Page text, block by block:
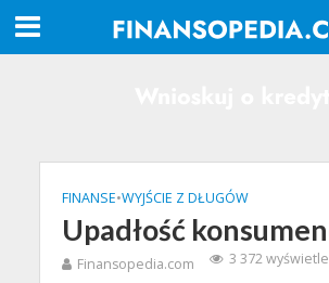
FINANSE•WYJŚCIE Z DŁUGÓW
Upadłość
Finansopedia.com
3 372